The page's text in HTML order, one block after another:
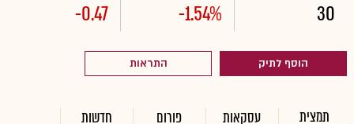
30
-1.54%
-0.47
הוסף לתיק התראות
תמצית עסקאות פורום חדשות